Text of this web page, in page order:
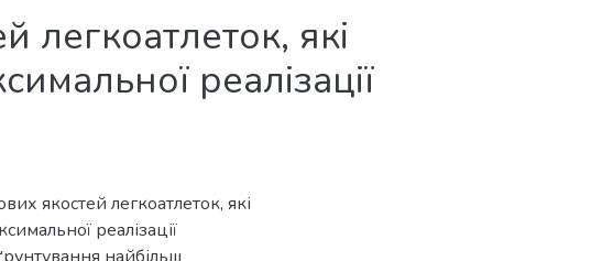
легкоатлеток, які
реалізації
якостей легкоатлеток, які
реалізації